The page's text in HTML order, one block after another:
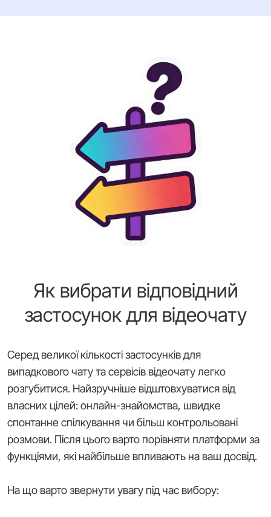
Як вибрати відповідний
застосунок для відеочату
Серед великої кількості застосунків для
випадкового чату та сервісів відеочату легко
розгубитися. Найзручніше відштовхуватися від
власних цілей: онлайн-знайомства, швидке
спонтанне спілкування чи більш контрольовані
розмови. Після цього варто порівняти платформи за
функціями, які найбільше впливають на ваш досвід.
На що варто звернути увагу під час вибору: